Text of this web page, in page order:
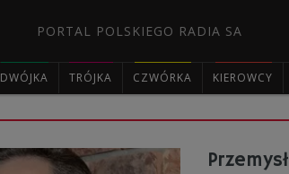
PORTAL POLSKIEGO RADIA SA
DWÓJKA TRÓJKA CZWÓRKA KIEROWCY